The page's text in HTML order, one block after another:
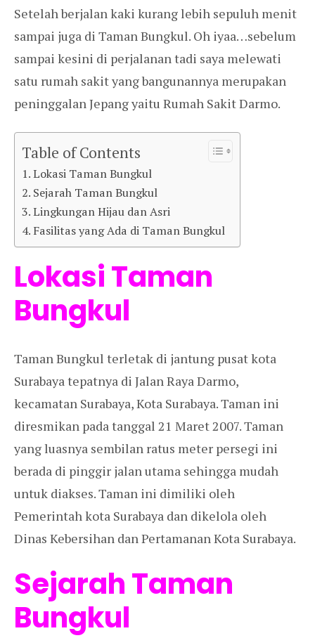
Setelah berjalan kaki kurang lebih sepuluh menit
sampai juga di Taman Bungkul. Oh iyaa…sebelum
sampai kesini di perjalanan tadi saya melewati
satu rumah sakit yang bangunannya merupakan
peninggalan Jepang yaitu Rumah Sakit Darmo.
Table of Contents
Lokasi Taman Bungkul
Sejarah Taman Bungkul
Lingkungan Hijau dan Asri
Fasilitas yang Ada di Taman Bungkul
Lokasi Taman
Bungkul
Taman Bungkul terletak di jantung pusat kota
Surabaya tepatnya di Jalan Raya Darmo,
kecamatan Surabaya, Kota Surabaya. Taman ini
diresmikan pada tanggal 21 Maret 2007. Taman
yang luasnya sembilan ratus meter persegi ini
berada di pinggir jalan utama sehingga mudah
untuk diakses. Taman ini dimiliki oleh
Pemerintah kota Surabaya dan dikelola oleh
Dinas Kebersihan dan Pertamanan Kota Surabaya.
Sejarah Taman
Bungkul